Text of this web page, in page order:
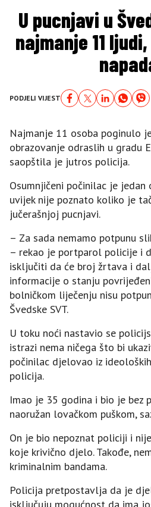
U pucnjavi u
najmanje 11
PODJELI VIJEST
Najmanje 11 osoba poginulo
obrazovanje odraslih u gradu
saopštila je jutros policija.
Osumnjičeni počinilac je jedan
uvijek nije poznato koliko je
jučerašnjoj pucnjavi.
– Za sada nemamo potpunu
– rekao je portparol policije i
isključiti da će broj žrtava i
informacije o stanju
bolničkom liječenju nisu
Švedske SVT.
U toku noći nastavio se
istrazi nema ničega što bi
počinilac djelovao iz
policija.
Imao je 35 godina i bio je bez
naoružan lovačkom puškom,
On je bio nepoznat policiji i
koje krivično djelo. Takođe,
kriminalnim bandama.
Policija pretpostavlja da je